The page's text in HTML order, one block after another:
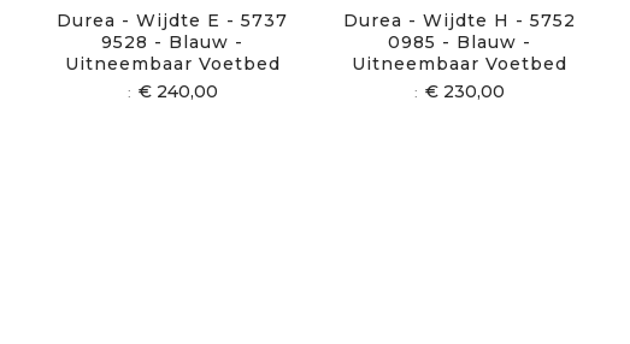
Durea - Wijdte E - 5737
9528 - Blauw -
Uitneembaar Voetbed
€ 240,00
Durea - Wijdte H - 5752
0985 - Blauw -
Uitneembaar Voetbed
€ 230,00